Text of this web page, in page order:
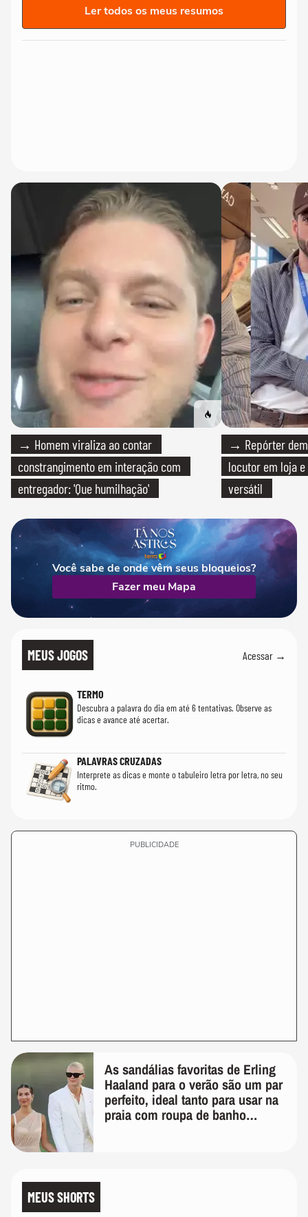
Ler todos os meus resumos
→ Homem viraliza ao contar
constrangimento em interação com
entregador: 'Que humilhação'
→ Repórter
locutor em loja
versátil
Você sabe de onde vêm seus bloqueios?
Fazer meu Mapa
MEUS JOGOS Acessar →
TERMO
Descubra a palavra do dia em até 6 tentativas. Observe as
dicas e avance até acertar.
PALAVRAS CRUZADAS
Interprete as dicas e monte o tabuleiro letra por letra, no seu
ritmo.
PUBLICIDADE
As sandálias favoritas de Erling
Haaland para o verão são um par
perfeito, ideal tanto para usar na
praia com roupa de banho
MEUS SHORTS